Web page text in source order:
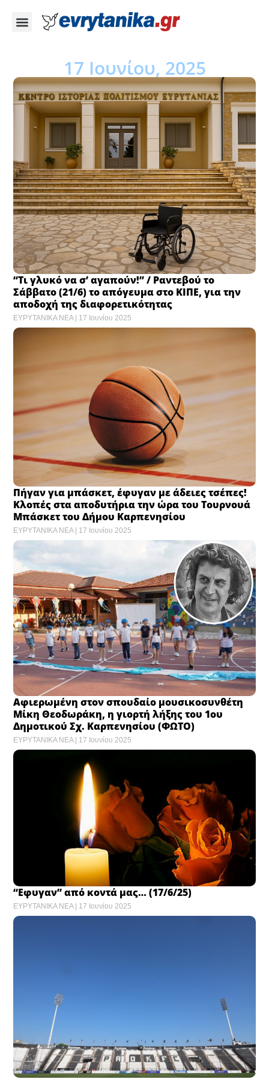
17 Ιουνίου, 2025
“Τι γλυκό να σ’ αγαπούν!” / Ραντεβού το
Σάββατο (21/6) το απόγευμα στο ΚΙΠΕ, για την
αποδοχή της διαφορετικότητας
ΕΥΡΥΤΑΝΙΚΑ ΝΕΑ 17 Ιουνίου 2025
Πήγαν για μπάσκετ, έφυγαν με άδειες τσέπες!
Κλοπές στα αποδυτήρια την ώρα του Τουρνουά
Μπάσκετ του Δήμου Καρπενησίου
ΕΥΡΥΤΑΝΙΚΑ ΝΕΑ 17 Ιουνίου 2025
Αφιερωμένη στον σπουδαίο μουσικοσυνθέτη
Μίκη Θεοδωράκη, η γιορτή λήξης του 1ου
Δημοτικού Σχ. Καρπενησίου (ΦΩΤΟ)
ΕΥΡΥΤΑΝΙΚΑ ΝΕΑ 17 Ιουνίου 2025
“Εφυγαν” από κοντά μας… (17/6/25)
ΕΥΡΥΤΑΝΙΚΑ ΝΕΑ 17 Ιουνίου 2025